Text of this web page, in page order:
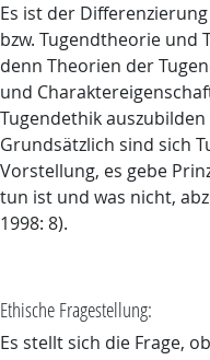
Es ist der
bzw. Tugendtheorie und
denn Theorien der
und
Tugendethik auszubilden
Grundsätzlich sind sich
Vorstellung, es gebe
tun ist und was nicht,
1998: 8).
Ethische Fragestellung:
Es stellt sich die Frage,